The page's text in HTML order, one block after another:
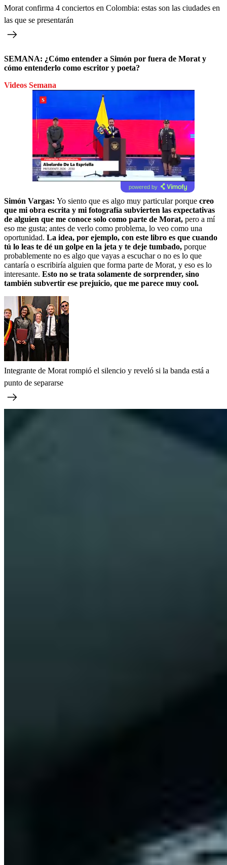
Morat confirma 4 conciertos en Colombia: estas son las ciudades en
las que se presentarán
SEMANA: ¿Cómo entender a Simón por fuera de Morat y
cómo entenderlo como escritor y poeta?
Videos Semana
powered by
Simón Vargas: Yo siento que es algo muy particular porque creo
que mi obra escrita y mi fotografía subvierten las expectativas
de alguien que me conoce solo como parte de Morat, pero a mí
eso me gusta; antes de verlo como problema, lo veo como una
oportunidad. La idea, por ejemplo, con este libro es que cuando
tú lo leas te dé un golpe en la jeta y te deje tumbado, porque
probablemente no es algo que vayas a escuchar o no es lo que
cantaría o escribiría alguien que forma parte de Morat, y eso es lo
interesante. Esto no se trata solamente de sorprender, sino
también subvertir ese prejuicio, que me parece muy cool.
Integrante de Morat rompió el silencio y reveló si la banda está a
punto de separarse